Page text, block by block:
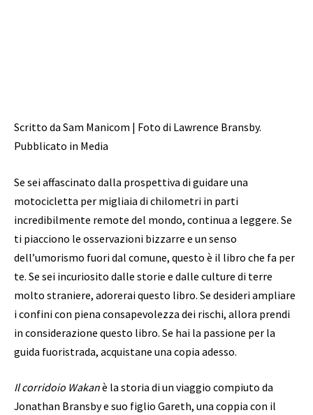
Scritto da Sam Manicom | Foto di Lawrence Bransby.
Pubblicato in Media
Se sei affascinato dalla prospettiva di guidare una
motocicletta per migliaia di chilometri in parti
incredibilmente remote del mondo, continua a leggere. Se
ti piacciono le osservazioni bizzarre e un senso
dell’umorismo fuori dal comune, questo è il libro che fa per
te. Se sei incuriosito dalle storie e dalle culture di terre
molto straniere, adorerai questo libro. Se desideri ampliare
i confini con piena consapevolezza dei rischi, allora prendi
in considerazione questo libro. Se hai la passione per la
guida fuoristrada, acquistane una copia adesso.
Il corridoio Wakanè la storia di un viaggio compiuto da
Jonathan Bransby e suo figlio Gareth, una coppia con il